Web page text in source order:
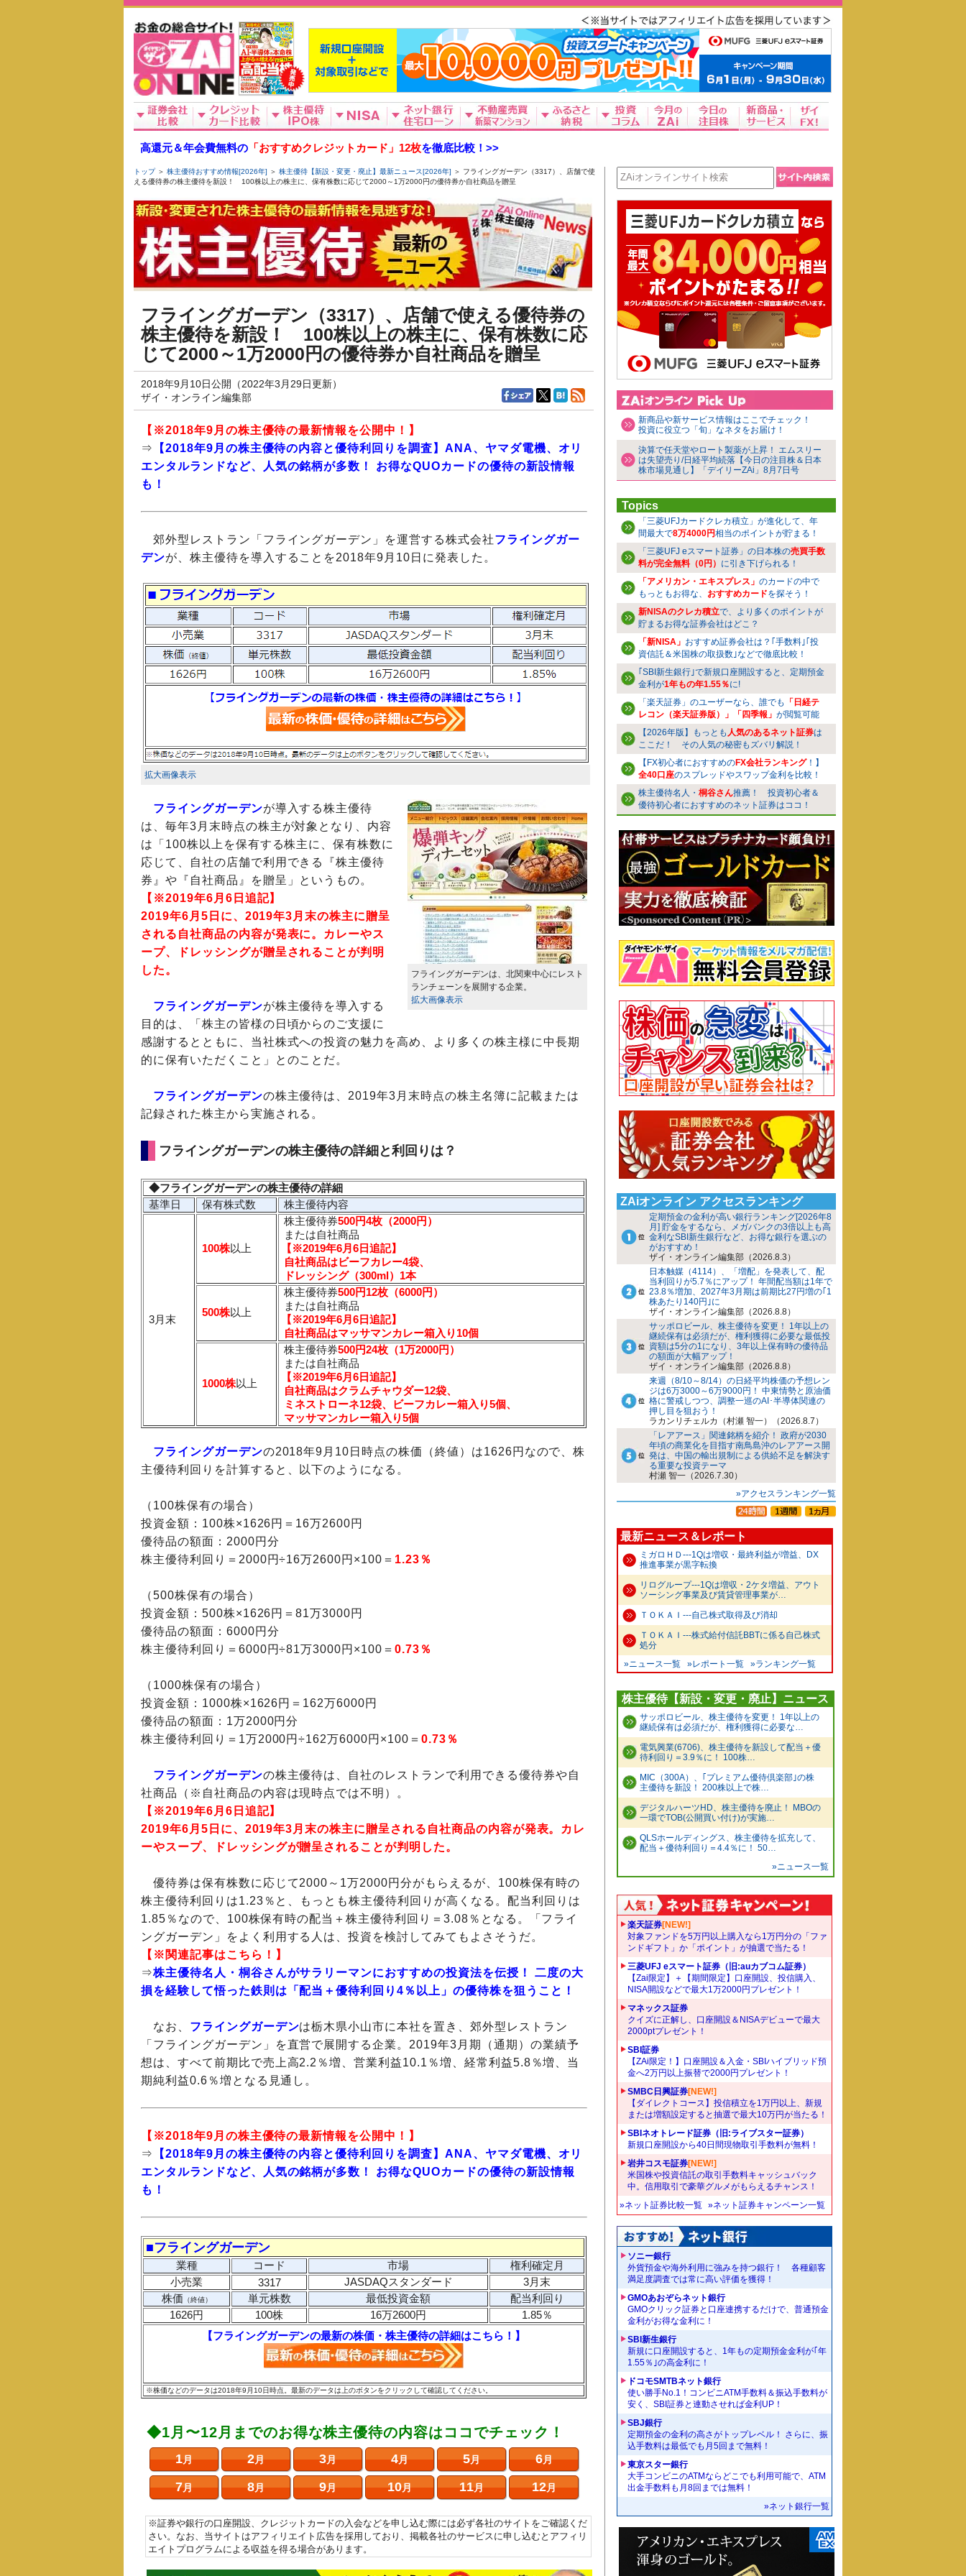
高還元＆年会費無料の 「おすすめクレジットカード」12枚を徹底比較！>>
トップ＞ 株主優待おすすめ情報[2026年] ＞ 株主優待【新設・変更・廃止】最新ニュース[2026年] ＞ フライングガーデン（3317）、店舗で使
える優待券の株主優待を新設！ 100株以上の株主に、保有株数に応じて2000～1万2000円の優待券か自社商品を贈呈
フライングガーデン（3317）、店舗で使える優待券の
株主優待を新設！ 100株以上の株主に、保有株数に応
じて2000～1万2000円の優待券か自社商品を贈呈
2018年9月10日公開（2022年3月29日更新）
ザイ・オンライン編集部
【※2018年9月の株主優待の最新情報を公開中！】
⇒
【2018年9月の株主優待の内容と優待利回りを調査】ANA、ヤマダ電機、オリ
エンタルランドなど、人気の銘柄が多数！ お得なQUOカードの優待の新設情報
も！
郊外型レストラン「フライングガーデン」を運営する株式会社フライングガー
デンが、株主優待を導入することを2018年9月10日に発表した。
拡大画像表示
フライングガーデンは、北関東中心にレスト
ランチェーンを展開する企業。
拡大画像表示
フライングガーデンが導入する株主優待
は、毎年3月末時点の株主が対象となり、内容
は「100株以上を保有する株主に、保有株数に
応じて、自社の店舗で利用できる『株主優待
券』や『自社商品』を贈呈」というもの。
【※2019年6月6日追記】
2019年6月5日に、2019年3月末の株主に贈呈
される自社商品の内容が発表に。カレーやス
ープ、ドレッシングが贈呈されることが判明
した。
フライングガーデンが株主優待を導入する
目的は、「株主の皆様の日頃からのご支援に
感謝するとともに、当社株式への投資の魅力を高め、より多くの株主様に中長期
的に保有いただくこと」とのことだ。
フライングガーデンの株主優待は、2019年3月末時点の株主名簿に記載または
記録された株主から実施される。
フライングガーデンの株主優待の詳細と利回りは？
◆フライングガーデンの株主優待の詳細
基準日
保有株式数 株主優待内容
3月末
100株以上
株主優待券500円4枚（2000円）
または自社商品
【※2019年6月6日追記】
自社商品はビーフカレー4袋、
ドレッシング（300ml）1本
500株以上
株主優待券500円12枚（6000円）
または自社商品
【※2019年6月6日追記】
自社商品はマッサマンカレー箱入り10個
1000株以上
株主優待券500円24枚（1万2000円）
または自社商品
【※2019年6月6日追記】
自社商品はクラムチャウダー12袋、
ミネストローネ12袋、ビーフカレー箱入り5個、
マッサマンカレー箱入り5個
フライングガーデンの2018年9月10日時点の株価（終値）は1626円なので、株
主優待利回りを計算すると、以下のようになる。
（100株保有の場合）
投資金額：100株×1626円＝16万2600円
優待品の額面：2000円分
株主優待利回り＝2000円÷16万2600円×100＝ 1.23％
（500株保有の場合）
投資金額：500株×1626円＝81万3000円
優待品の額面：6000円分
株主優待利回り＝6000円÷81万3000円×100＝ 0.73％
（1000株保有の場合）
投資金額：1000株×1626円＝162万6000円
優待品の額面：1万2000円分
株主優待利回り＝1万2000円÷162万6000円×100＝ 0.73％
フライングガーデンの株主優待は、自社のレストランで利用できる優待券や自
社商品（※自社商品の内容は現時点では不明）。
【※2019年6月6日追記】
2019年6月5日に、2019年3月末の株主に贈呈される自社商品の内容が発表。カレ
ーやスープ、ドレッシングが贈呈されることが判明した。
優待券は保有株数に応じて2000～1万2000円分がもらえるが、100株保有時の
株主優待利回りは1.23％と、もっとも株主優待利回りが高くなる。配当利回りは
1.85％なので、100株保有時の配当＋株主優待利回り＝3.08％となる。「フライ
ングガーデン」をよく利用する人は、投資を検討してみてもよさそうだ。
【※関連記事はこちら！】
⇒株主優待名人・桐谷さんがサラリーマンにおすすめの投資法を伝授！ 二度の大
損を経験して悟った鉄則は「配当＋優待利回り4％以上」の優待株を狙うこと！
なお、 フライングガーデンは栃木県小山市に本社を置き、郊外型レストラン
「フライングガーデン」を直営で展開する企業。 2019年3月期（通期）の業績予
想は、すべて前期比で売上高2.2％増、営業利益10.1％増、経常利益5.8％増、当
期純利益0.6％増となる見通し。
【※2018年9月の株主優待の最新情報を公開中！】
⇒
【2018年9月の株主優待の内容と優待利回りを調査】ANA、ヤマダ電機、オリ
エンタルランドなど、人気の銘柄が多数！ お得なQUOカードの優待の新設情報
も！
■フライングガーデン
業種 コード 市場
権利確定月
小売業
3317 JASDAQスタンダード
3月末
株価 （終値） 単元株数 最低投資金額
配当利回り
1626円
100株 16万2600円
1.85％
【フライングガーデンの最新の株価・株主優待の詳細はこちら！】
※株価などのデータは2018年9月10日時点。最新のデータは上のボタンをクリックして確認してください。
◆1月〜12月までのお得な株主優待の内容はココでチェック！
1月 2月 3月 4月 5月 6月
7月 8月 9月 10月 11月 12月
※証券や銀行の口座開設、クレジットカードの入会などを申し込む際には必ず各社のサイトをご確認くだ
さい。なお、当サイトはアフィリエイト広告を採用しており、掲載各社のサービスに申し込むとアフィリ
エイトプログラムによる収益を得る場合があります。
新商品や新サービス情報はここでチェック！
投資に役立つ「旬」なネタをお届け！
決算で任天堂やロート製薬が上昇！ エムスリー
は失望売り/日経平均続落【今日の注目株＆日本
株市場見通し】「デイリーZAi」8月7日号
Topics
「三菱UFJカードクレカ積立」が進化して、年
間最大で8万4000円相当のポイントが貯まる！
「三菱UFJ eスマート証券」の日本株の売買手数
料が完全無料（0円） に引き下げられる！
「アメリカン・エキスプレス」 のカードの中で
もっともお得な、 おすすめカードを探そう！
新NISAのクレカ積立で、より多くのポイントが
貯まるお得な証券会社はどこ？
「新NISA」 おすすめ証券会社は？｢手数料｣｢投
資信託＆米国株の取扱数｣などで徹底比較！
｢SBI新生銀行｣で新規口座開設すると、定期預金
金利が1年もの年1.55％に!
「楽天証券」のユーザーなら、誰でも
「日経テ
レコン（楽天証券版）」「四季報」 が閲覧可能
【2026年版】もっとも 人気のあるネット証券は
ここだ！ その人気の秘密もズバリ解説！
【FX初心者におすすめのFX会社ランキング！】
全40口座のスプレッドやスワップ金利を比較！
株主優待名人・ 桐谷さん推薦！ 投資初心者＆
優待初心者におすすめのネット証券はココ！
ZAiオンライン アクセスランキング
定期預金の金利が高い銀行ランキング[2026年8
月] 貯金をするなら、メガバンクの3倍以上も高
金利なSBI新生銀行など、お得な銀行を選ぶの
がおすすめ！
ザイ・オンライン編集部（2026.8.3）
日本触媒（4114）、「増配」を発表して、配
当利回りが5.7％にアップ！ 年間配当額は1年で
23.8％増加、2027年3月期は前期比27円増の｢1
株あたり140円｣に
ザイ・オンライン編集部（2026.8.8）
サッポロビール、株主優待を変更！ 1年以上の
継続保有は必須だが、権利獲得に必要な最低投
資額は5分の1になり、3年以上保有時の優待品
の額面が大幅アップ！
ザイ・オンライン編集部（2026.8.8）
来週（8/10～8/14）の日経平均株価の予想レン
ジは6万3000～6万9000円！ 中東情勢と原油価
格に警戒しつつ、調整一巡のAI･半導体関連の
押し目を狙おう！
ラカンリチェルカ（村瀬 智一）（2026.8.7）
「レアアース」関連銘柄を紹介！ 政府が2030
年頃の商業化を目指す南鳥島沖のレアアース開
発は、中国の輸出規制による供給不足を解決す
る重要な投資テーマ
村瀬 智一（2026.7.30）
»アクセスランキング一覧
最新ニュース＆レポート
ミガロＨＤ---1Qは増収・最終利益が増益、DX
推進事業が黒字転換
リログループ---1Qは増収・2ケタ増益、アウト
ソーシング事業及び賃貸管理事業が…
ＴＯＫＡＩ---自己株式取得及び消却
ＴＯＫＡＩ---株式給付信託BBTに係る自己株式
処分
»ニュース一覧
»レポート一覧 »ランキング一覧
株主優待【新設・変更・廃止】ニュース
サッポロビール、株主優待を変更！ 1年以上の
継続保有は必須だが、権利獲得に必要な…
電気興業(6706)、株主優待を新設して配当＋優
待利回り＝3.9％に！ 100株…
MIC（300A）、｢プレミアム優待倶楽部｣の株
主優待を新設！ 200株以上で株…
デジタルハーツHD、株主優待を廃止！ MBOの
一環でTOB(公開買い付け)が実施…
QLSホールディングス、株主優待を拡充して、
配当＋優待利回り＝4.4％に！ 50…
»ニュース一覧
楽天証券[NEW!]
対象ファンドを5万円以上購入なら1万円分の「ファ
ンドギフト」か「ポイント」が抽選で当たる！
三菱UFJ eスマート証券（旧:auカブコム証券）
【Zai限定】＋【期間限定】口座開設、投信購入、
NISA開設などで最大1万2000円プレゼント！
マネックス証券
クイズに正解し、口座開設＆NISAデビューで最大
2000ptプレゼント！
SBI証券
【ZAi限定！】口座開設＆入金・SBIハイブリッド預
金へ2万円以上振替で2000円プレゼント！
SMBC日興証券[NEW!]
【ダイレクトコース】投信積立を1万円以上、新規
または増額設定すると抽選で最大10万円が当たる！
SBIネオトレード証券（旧:ライブスター証券）
新規口座開設から40日間現物取引手数料が無料！
岩井コスモ証券[NEW!]
米国株や投資信託の取引手数料キャッシュバック
中。信用取引で豪華グルメがもらえるチャンス！
»ネット証券比較一覧 »ネット証券キャンペーン一覧
ソニー銀行
外貨預金や海外利用に強みを持つ銀行！ 各種顧客
満足度調査では常に高い評価を獲得！
GMOあおぞらネット銀行
GMOクリック証券と口座連携するだけで、普通預金
金利がお得な金利に！
SBI新生銀行
新規に口座開設すると、1年もの定期預金金利が｢年
1.55％｣の高金利に！
ドコモSMTBネット銀行
使い勝手No.1！コンビニATM手数料＆振込手数料が
安く、SBI証券と連動させれば金利UP！
SBJ銀行
定期預金の金利の高さがトップレベル！ さらに、振
込手数料は最低でも月5回まで無料！
東京スター銀行
大手コンビニのATMならどこでも利用可能で、ATM
出金手数料も月8回までは無料！
»ネット銀行一覧